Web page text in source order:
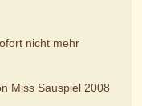
nicht mehr
Miss Sauspiel 2008